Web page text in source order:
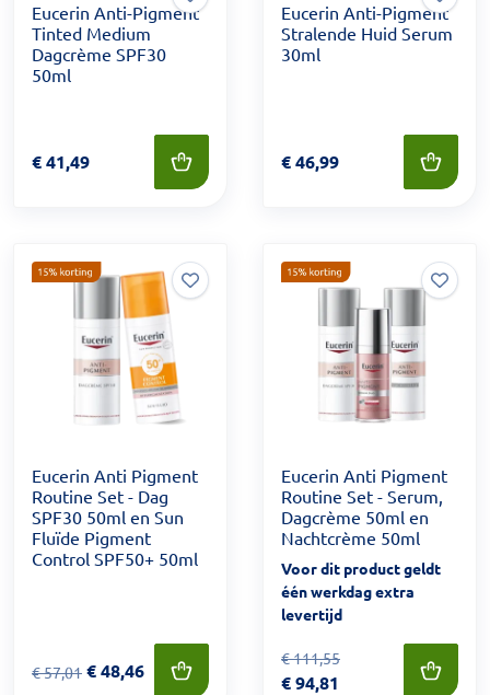
Eucerin Anti-Pigment
Tinted Medium
Dagcrème SPF30
50ml
Prijs: € 41,49
€41,49
Eucerin Anti-Pigment
Stralende Huid Serum
30ml
Prijs: € 46,99
€46,99
Eucerin Anti Pigment
Routine Set - Dag
SPF30 50ml en Sun
Fluïde Pigment
Control SPF50+ 50ml
Van € 57,01 voor € 48,46
€57,01 €48,46
Eucerin Anti Pigment
Routine Set - Serum,
Dagcrème 50ml en
Nachtcrème 50ml
Voor dit product geldt
één werkdag extra
levertijd
Van € 111,55 voor € 94,81
€111,55
€94,81